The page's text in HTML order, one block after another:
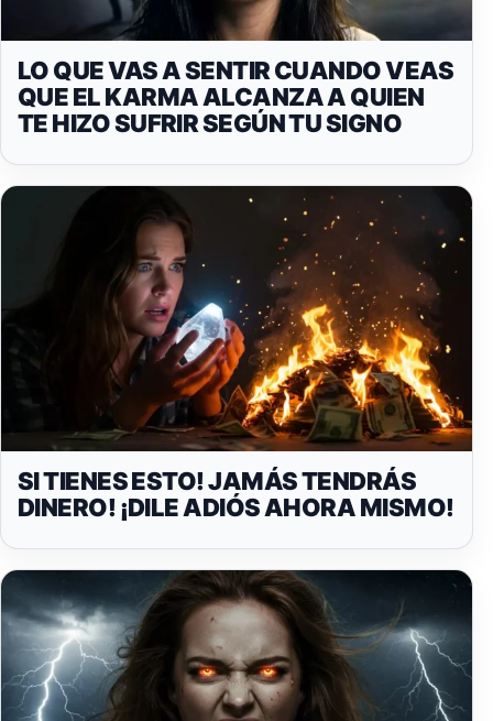
LO QUE VAS A SENTIR CUANDO VEAS
QUE EL KARMA ALCANZA A QUIEN
TE HIZO SUFRIR SEGÚN TU SIGNO
SI TIENES ESTO! JAMÁS TENDRÁS
DINERO! ¡DILE ADIÓS AHORA MISMO!